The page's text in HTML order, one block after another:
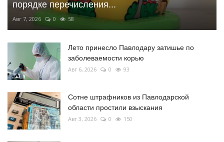
порядке перечисления...
Авг 7, 2026 0 58
Лето принесло Павлодару затишье по
заболеваемости корью
Авг 6, 2026 0 93
Сотне штрафников из Павлодарской
области простили взыскания
Авг 3, 2026 0 150